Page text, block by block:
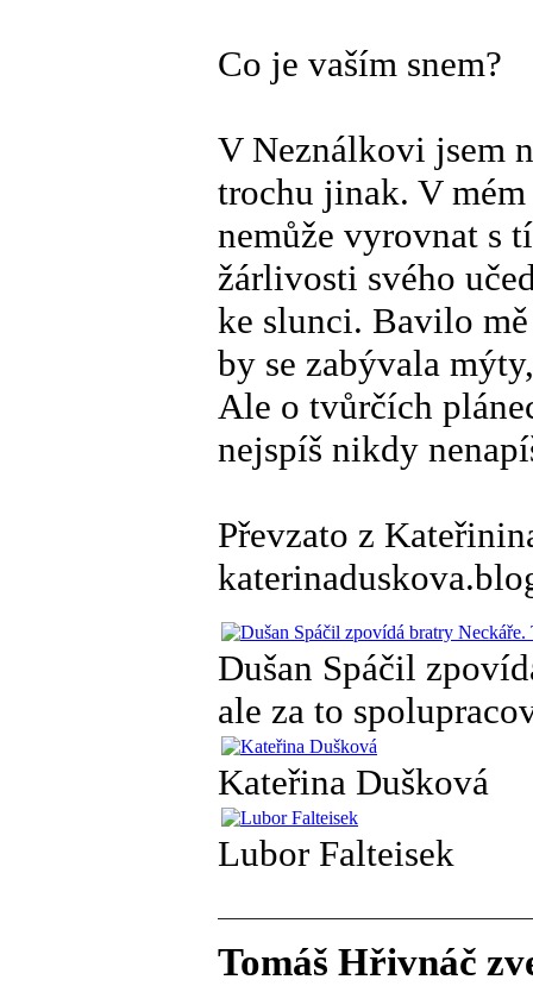
Co je vaším snem?
V Neználkovi jsem
trochu jinak. V
nemůže vyrovnat s
žárlivosti svého
ke slunci. Bavilo
by se zabývala
Ale o tvůrčích
nejspíš nikdy
Převzato z
Dušan Spáčil
ale za to
Kateřina Dušková
Lubor Falteisek
Tomáš Hřivnáč